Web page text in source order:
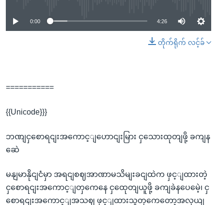
0:00 4:26
တိုက်ရိုက် လင့်ခ်
===========
{{Unicode}}}
ဘဏျငှစောရငျးအကောင့ျဟောငျးမြား ငှသေားထုတျဖို့ ခကျန
ဆေဲ
မနျမာနိုငျငံမှာ အရငျစဈအာဏာမသိမျးခငျထဲက ဖှင့ျထားတဲ့
ငှစောရငျးအကောင့ျတှကေနေ ငှထေုတျယူဖို့ ခကျခဲနပေမေဲ့၊ ငှ
စောရငျးအကောင့ျအသဈ ဖှင့ျထားသူတှကေတော့အလှယျ